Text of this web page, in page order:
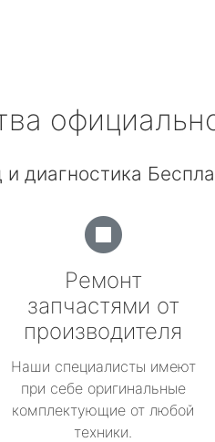
и диагностика
Ремонт
запчастями от
производителя
Наши специалисты имеют
при себе оригинальные
комплектующие от любой
техники.